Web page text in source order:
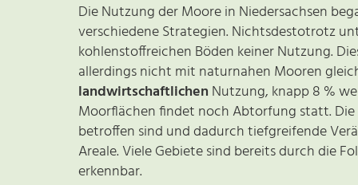
Die Nutzung der Moore in Niedersachsen
verschiedene Strategien. Nichtsdestotrotz
kohlenstoffreichen Böden keiner Nutzung.
allerdings nicht mit naturnahen Mooren
landwirtschaftlichen Nutzung, knapp 8 %
Moorflächen findet noch Abtorfung statt. Die
betroffen sind und dadurch tiefgreifende
Areale. Viele Gebiete sind bereits durch die
erkennbar.